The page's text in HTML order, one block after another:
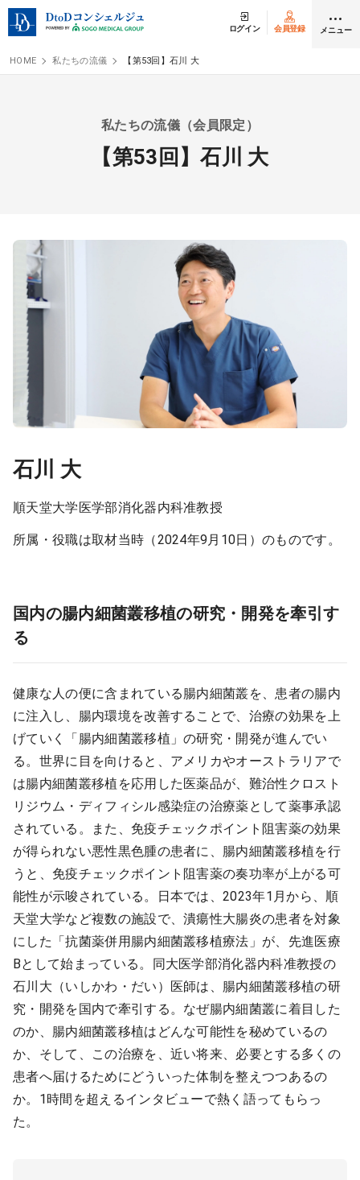
ログイン 会員登録 メニュー
医院の譲渡・売却をお考えの方
採用をお考えの医療機関の方
HOME 私たちの流儀 【第53回】石川 大
私たちの流儀（会員限定）
【第53回】石川 大
石川 大
順天堂大学医学部消化器内科准教授
所属・役職は取材当時（2024年9月10日）のものです。
国内の腸内細菌叢移植の研究・開発を牽引す
る
健康な人の便に含まれている腸内細菌叢を、患者の腸内
に注入し、腸内環境を改善することで、治療の効果を上
げていく「腸内細菌叢移植」の研究・開発が進んでい
る。世界に目を向けると、アメリカやオーストラリアで
は腸内細菌叢移植を応用した医薬品が、難治性クロスト
リジウム・ディフィシル感染症の治療薬として薬事承認
されている。また、免疫チェックポイント阻害薬の効果
が得られない悪性黒色腫の患者に、腸内細菌叢移植を行
うと、免疫チェックポイント阻害薬の奏功率が上がる可
能性が示唆されている。日本では、2023年1月から、順
天堂大学など複数の施設で、潰瘍性大腸炎の患者を対象
にした「抗菌薬併用腸内細菌叢移植療法」が、先進医療
Bとして始まっている。同大医学部消化器内科准教授の
石川大（いしかわ・だい）医師は、腸内細菌叢移植の研
究・開発を国内で牽引する。なぜ腸内細菌叢に着目した
のか、腸内細菌叢移植はどんな可能性を秘めているの
か、そして、この治療を、近い将来、必要とする多くの
患者へ届けるためにどういった体制を整えつつあるの
か。1時間を超えるインタビューで熱く語ってもらっ
た。